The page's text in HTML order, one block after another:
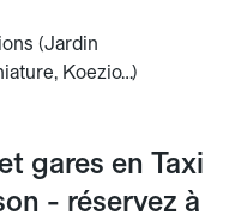
(Jardin
Koezio…)
gares en Taxi
- réservez à